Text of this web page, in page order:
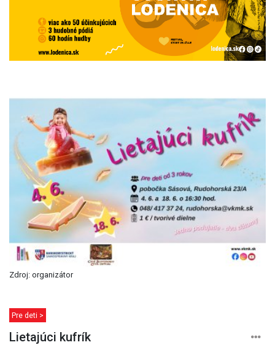
Next
Zdroj: organizátor
Pre deti >
Lietajúci kufrík